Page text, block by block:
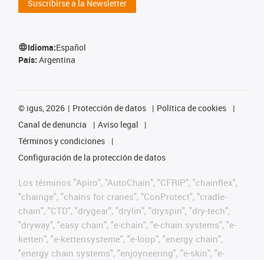
Suscribirse a la Newsletter
Idioma:Español
País: Argentina
© igus, 2026 Protección de datos
Política de cookies
Canal de denuncia
Aviso legal
Términos y condiciones
Configuración de la protección de datos
Los términos "Apiro", "AutoChain", "CFRIP", "chainflex",
"chainge", "chains for cranes", "ConProtect", "cradle-
chain", "CTD", "drygear", "drylin", "dryspin", "dry-tech",
"dryway", "easy chain", "e-chain", "e-chain systems", "e-
ketten", "e-kettensysteme", "e-loop", "energy chain",
"energy chain systems", "enjoyneering", "e-skin", "e-